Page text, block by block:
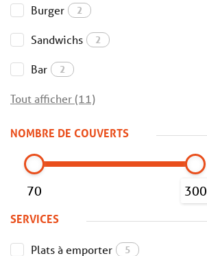
Burger 2
Sandwichs 2
Bar 2
Tout afficher (11)
NOMBRE DE COUVERTS
70 300
SERVICES
Plats à emporter 5